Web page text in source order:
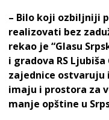
– Bilo koji ozbiljniji
realizovati bez
rekao je “Glasu
i gradova RS
zajednice ostvaruju
imaju i prostora za
manje opštine u